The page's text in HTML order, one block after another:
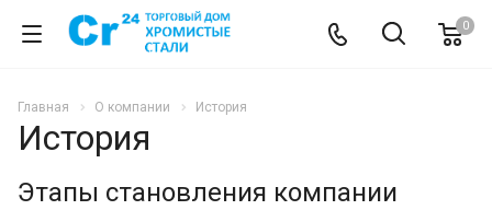
0
Главная О компании История
История
Этапы становления компании